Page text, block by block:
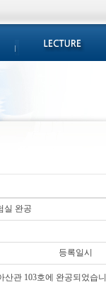
실 완공
등록일시
산관 103호에 완공되었습